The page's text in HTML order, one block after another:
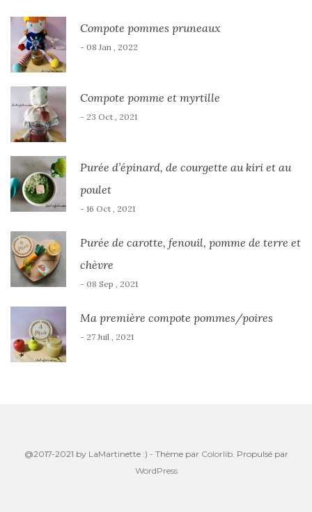
Compote pommes pruneaux
- 08 Jan , 2022
Compote pomme et myrtille
- 23 Oct , 2021
Purée d’épinard, de courgette au kiri et au
poulet
- 16 Oct , 2021
Purée de carotte, fenouil, pomme de terre et
chèvre
- 08 Sep , 2021
Ma première compote pommes/poires
- 27 Juil , 2021
@2017-2021 by LaMartinette :) - Thème par Colorlib. Propulsé par
WordPress